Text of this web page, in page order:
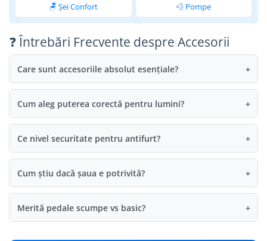
🪑 Șei Confort 💨 Pompe
❓ Întrebări Frecvente despre Accesorii
Care sunt accesoriile absolut esențiale? +
Cum aleg puterea corectă pentru lumini? +
Ce nivel securitate pentru antifurt? +
Cum știu dacă șaua e potrivită? +
Merită pedale scumpe vs basic? +